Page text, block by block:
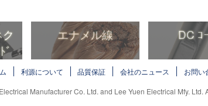
ﾞ
エナメル線
エナメル線
DC ｺ
DC
利源について 品質保証 会社のニュース
お問い
Manufacturer Co. Ltd. and Lee Yuen Electrical Mfy. Ltd.